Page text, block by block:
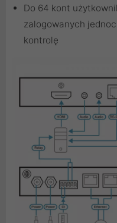
Do 64 kont
zalogowanych
kontrolę